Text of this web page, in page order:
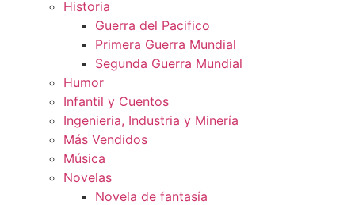
Historia
Guerra del Pacifico
Primera Guerra Mundial
Segunda Guerra Mundial
Humor
Infantil y Cuentos
Ingenieria, Industria y Minería
Más Vendidos
Música
Novelas
Novela de fantasía